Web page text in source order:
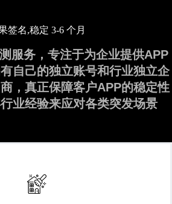
签名,稳定 3-6 个月
服务，专注于为企业提供APP
自己的独立账号和行业独立企
，真正保障客户APP的稳定性
业经验来应对各类突发场景